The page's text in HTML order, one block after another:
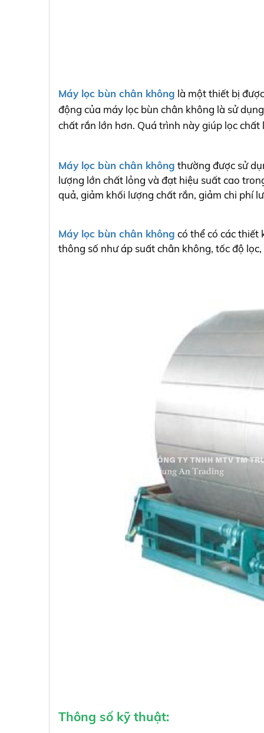
Máy lọc bùn chân không là một thiết bị
động của máy lọc bùn chân không là sử
chất rắn lớn hơn. Quá trình này giúp lọc
Máy lọc bùn chân không thường được sử
lượng lớn chất lỏng và đạt hiệu suất cao
quả, giảm khối lượng chất rắn, giảm chi phí
Máy lọc bùn chân không có thể có các thiết
thông số như áp suất chân không, tốc độ
Thông số kỹ thuật: